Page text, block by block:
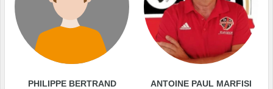
PHILIPPE BERTRAND ANTOINE PAUL MARFISI